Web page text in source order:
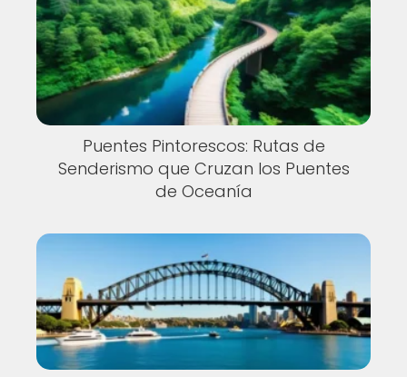
Puentes Pintorescos: Rutas de
Senderismo que Cruzan los Puentes
de Oceanía